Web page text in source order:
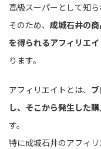
高級スーパーとして知ら
そのため、 成城石井の
を得られるアフィリエ
ります。
アフィリエイトとは、
し、そこから発生した
す。
特に成城石井のアフィ